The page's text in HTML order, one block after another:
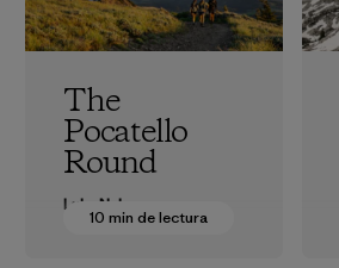
The
Pocatello
Round
Luke Nelson
10 min de lectura